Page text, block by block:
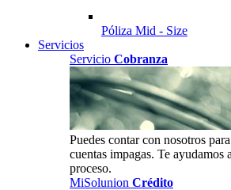
Póliza Mid - Size
Servicios
Servicio Cobranza
Puedes contar con nosotros
cuentas impagas. Te ayudamos
proceso.
MiSolunion Crédito